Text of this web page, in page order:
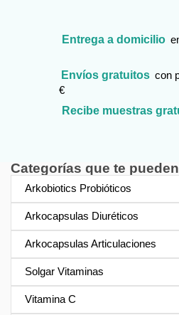
Entrega a domicilio
Envíos gratuitos con
€
Recibe muestras
Categorías que te
Arkobiotics Probióticos
Arkocapsulas Diuréticos
Arkocapsulas Articulaciones
Solgar Vitaminas
Vitamina C